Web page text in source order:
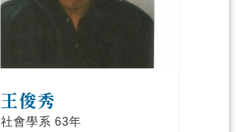
王俊秀
社會學系 63年